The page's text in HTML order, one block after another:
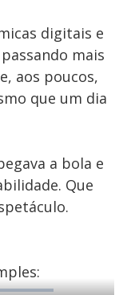
digitais e
mais
aos poucos,
que um dia
a bola e
Que